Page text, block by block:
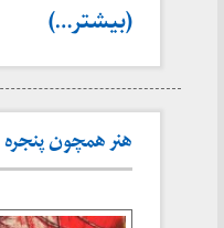
(بیشتر…)
هنر همچون پنجره (۱۳۴۷ تا